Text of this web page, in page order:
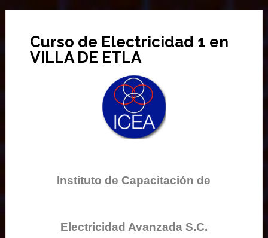
Curso de Electricidad 1 en
VILLA DE ETLA
Instituto de Capacitación de
Electricidad Avanzada S.C.